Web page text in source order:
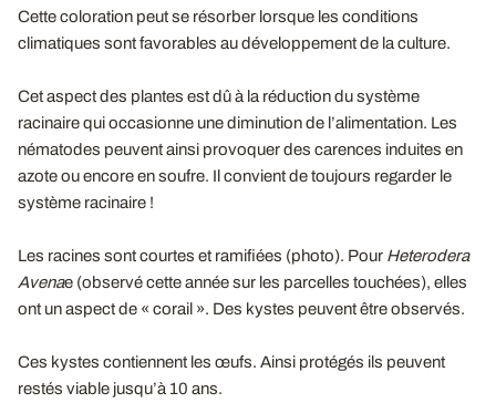
Cette coloration peut se résorber lorsque les conditions
climatiques sont favorables au développement de la culture.
Cet aspect des plantes est dû à la réduction du système
racinaire qui occasionne une diminution de l’alimentation. Les
nématodes peuvent ainsi provoquer des carences induites en
azote ou encore en soufre. Il convient de toujours regarder le
système racinaire !
Les racines sont courtes et ramifiées (photo). Pour Heterodera
Avenae (observé cette année sur les parcelles touchées), elles
ont un aspect de « corail ». Des kystes peuvent être observés.
Ces kystes contiennent les œufs. Ainsi protégés ils peuvent
restés viable jusqu’à 10 ans.